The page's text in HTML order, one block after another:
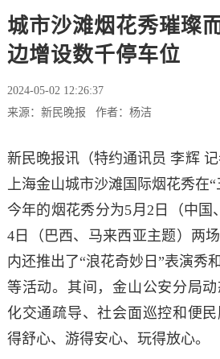
城市沙滩烟花秀璀璨
边增设数千停车位
2024-05-02 12:26:37
来源：新民晚报 作者：杨洁
新民晚报讯（特约通讯员 李辉
上海金山城市沙滩国际烟花秀在“
今年的烟花秀分为5月2日（中国
4日（巴西、马来西亚主题）两
内还推出了“浪花奇妙日”表演秀
等活动。其间，金山公安分局
化交通疏导、社会面巡控和便
得舒心、游得安心、玩得放心。